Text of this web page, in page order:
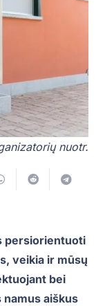
nuotr.
persiorientuoti
veikia ir mūsų
bei
aiškus